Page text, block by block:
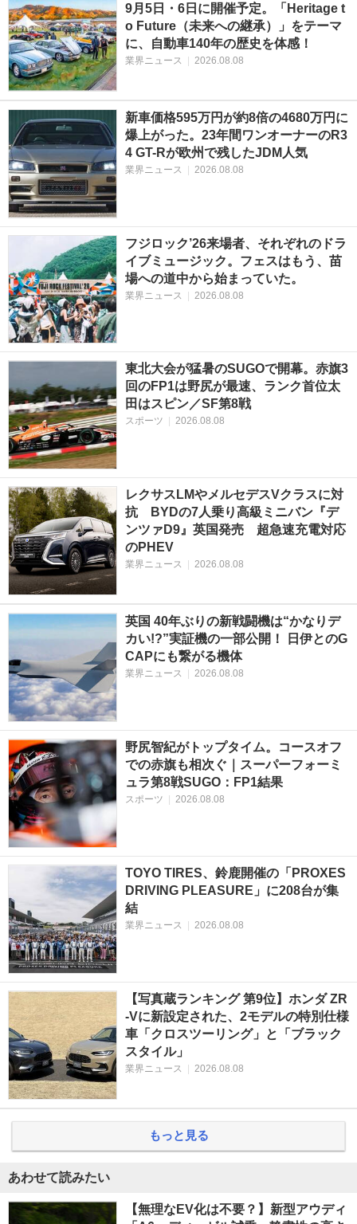
9月5日・6日に開催予定。「Heritage t
o Future（未来への継承）」をテーマ
に、自動車140年の歴史を体感！
業界ニュース | 2026.08.08
新車価格595万円が約8倍の4680万円に
爆上がった。23年間ワンオーナーのR3
4 GT-Rが欧州で残したJDM人気
業界ニュース | 2026.08.08
フジロック’26来場者、それぞれのドラ
イブミュージック。フェスはもう、苗
場への道中から始まっていた。
業界ニュース | 2026.08.08
東北大会が猛暑のSUGOで開幕。赤旗3
回のFP1は野尻が最速、ランク首位太
田はスピン／SF第8戦
スポーツ 2026.08.08
レクサスLMやメルセデスVクラスに対
抗 BYDの7人乗り高級ミニバン『デ
ンツァD9』英国発売 超急速充電対応
のPHEV
業界ニュース 2026.08.08
英国 40年ぶりの新戦闘機は“かなりデ
カい!?”実証機の一部公開！ 日伊とのG
CAPにも繋がる機体
業界ニュース 2026.08.08
野尻智紀がトップタイム。コースオフ
での赤旗も相次ぐ｜スーパーフォーミ
ュラ第8戦SUGO：FP1結果
スポーツ 2026.08.08
TOYO TIRES、鈴鹿開催の「PROXES
DRIVING PLEASURE」に208台が集
結
業界ニュース 2026.08.08
【写真蔵ランキング 第9位】ホンダ ZR
-Vに新設定された、2モデルの特別仕様
車「クロスツーリング」と「ブラック
スタイル」
業界ニュース 2026.08.08
もっと見る
あわせて読みたい
【無理なEV化は不要？】新型アウディ